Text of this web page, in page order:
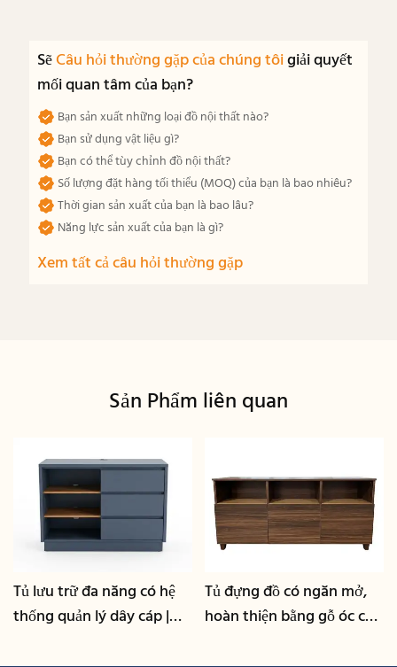
SẽCâu hỏi thường gặp của chúng tôigiải quyết
mối quan tâm của bạn?
Bạn sản xuất những loại đồ nội thất nào?
Bạn sử dụng vật liệu gì?
Bạn có thể tùy chỉnh đồ nội thất?
Số lượng đặt hàng tối thiểu (MOQ) của bạn là bao nhiêu?
Thời gian sản xuất của bạn là bao lâu?
Năng lực sản xuất của bạn là gì?
Xem tất cả câu hỏi thường gặp
Sản Phẩm liên quan
Tủ lưu trữ đa năng có hệ
thống quản lý dây cáp |
Tủ đựng đồ có ngăn mở,
hoàn thiện bằng gỗ óc chó